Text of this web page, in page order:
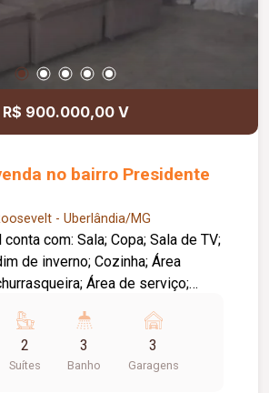
R$ 900.000,00 V
no bairro Presidente
- Uberlândia/MG
de inverno; Cozinha; Área
Área de serviço;
e bem distribuídos,
conforto e praticidade; Espaço
receber familiares e amigos.
2
Suítes
3
Banho
3
Garagens